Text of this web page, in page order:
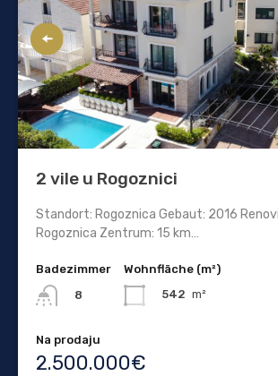
2 vile u Rogoznici
Standort: Rogoznica Gebaut: 2016
Rogoznica Zentrum: 15 km…
Badezimmer
8
Wohnfläche (m²)
542 m²
Na prodaju
2.500.000€